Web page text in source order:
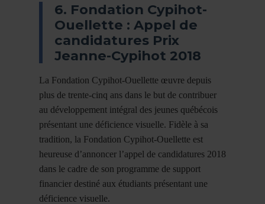
6. Fondation Cypihot-
Ouellette : Appel de
candidatures Prix
Jeanne-Cypihot 2018
La Fondation Cypihot-Ouellette œuvre depuis
plus de trente-cinq ans dans le but de contribuer
au développement intégral des jeunes québécois
présentant une déficience visuelle. Fidèle à sa
tradition, la Fondation Cypihot-Ouellette est
heureuse d’annoncer l’appel de candidatures 2018
dans le cadre de son programme de support
financier destiné aux étudiants présentant une
déficience visuelle.